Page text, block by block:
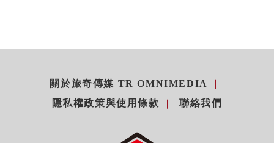
關於旅奇傳媒 TR OMNIMEDIA
隱私權政策與使用條款
聯絡我們